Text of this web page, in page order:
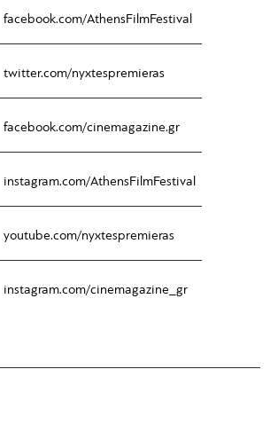
facebook.com/AthensFilmFestival
twitter.com/nyxtespremieras
facebook.com/cinemagazine.gr
instagram.com/AthensFilmFestival
youtube.com/nyxtespremieras
instagram.com/cinemagazine_gr